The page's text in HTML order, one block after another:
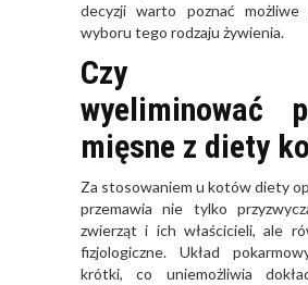
decyzji warto poznać możliwe
wyboru tego rodzaju żywienia.
Czy
wyeliminować
mięsne z diety
Za stosowaniem u kotów diety
przemawia nie tylko
zwierząt i ich właścicieli, ale
fizjologiczne. Układ
krótki, co uniemożliwia